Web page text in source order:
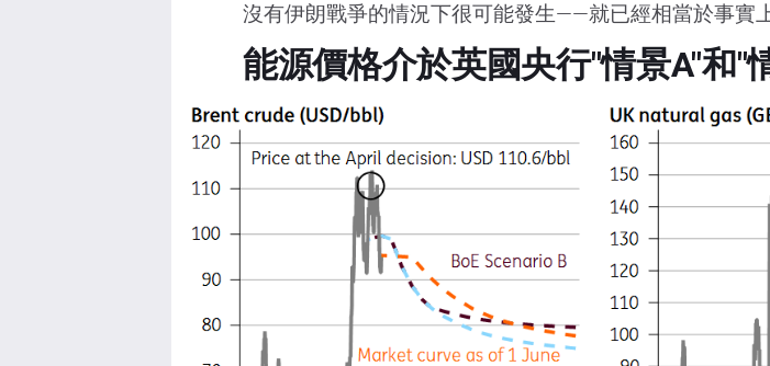
沒有伊朗戰爭的情況下很可能發生——就已經相當於事實
能源價格介於英國央行"情景A"和"